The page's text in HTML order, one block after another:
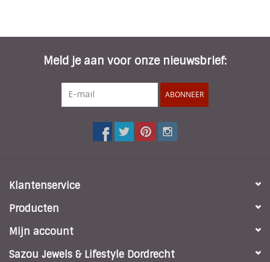
Meld je aan voor onze nieuwsbrief:
ABONNEER
Klantenservice
Producten
Mijn account
Sazou Jewels & Lifestyle Dordrecht